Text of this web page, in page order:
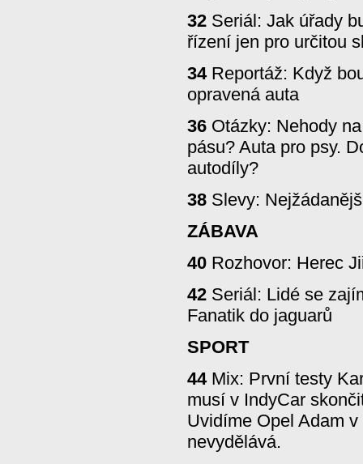
32 Seriál: Jak úřady
řízení jen pro určitou
34Reportáž: Když
opravená auta
36 Otázky: Nehody
pásu? Auta pro psy.
autodíly?
38 Slevy:
ZÁBAVA
40 Rozhovor: Herec
42 Seriál: Lidé se
Fanatik do jaguarů
SPORT
44Mix: První testy
musí v IndyCar
Uvidíme Opel Adam
nevydělává.